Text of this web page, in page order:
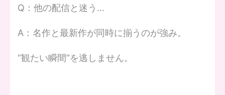
Q：他の配信と迷う…
A：名作と最新作が同時に揃うのが強み。
“観たい瞬間”を逃しません。